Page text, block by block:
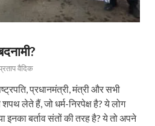
वैदिक
प्रधानमंत्री, मंत्री और सभी
लेते हैं, जो धर्म-निरपेक्ष है? ये लोग
बर्ताव संतों की तरह है? ये तो अपने